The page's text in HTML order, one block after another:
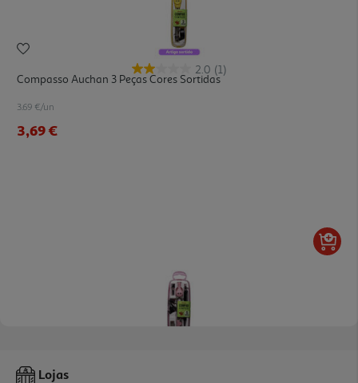
2.0 (1)
Compasso Auchan 3 Peças Cores Sortidas
3.69 €/un
3,69 €
Compasso Auchan Com 5 Peças Cores Sortidas
Lojas